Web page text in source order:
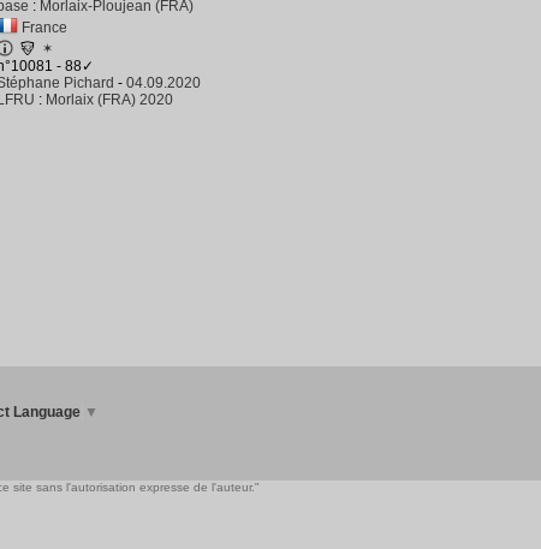
: Morlaix-Ploujean (FRA)
France
✶
- 88✓
Pichard - 04.09.2020
LFRU : Morlaix (FRA) 2020
Language ▼
site sans l'autorisation expresse de l'auteur."